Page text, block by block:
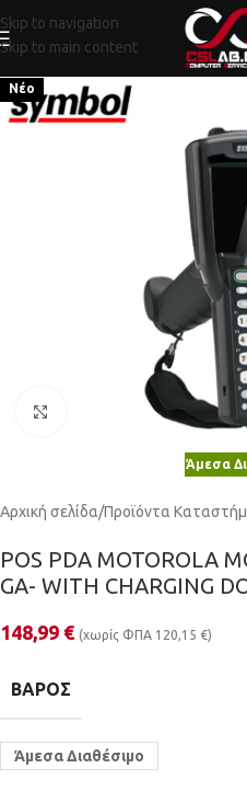
Skip to navigation
Skip to main content
Νέο
Κλικ για μεγέθυνση
Άμεσα
Αρχική σελίδα/Προϊόντα
POS PDA MOTOROLA
GA- WITH CHARGING
148,99 € (χωρίς ΦΠΑ 120,15 €)
ΒΆΡΟΣ
Άμεσα Διαθέσιμο